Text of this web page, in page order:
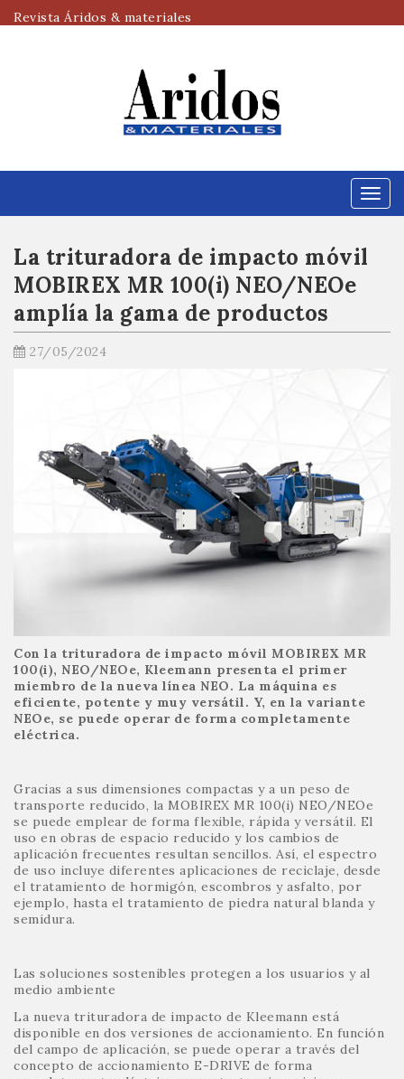
Revista Áridos & materiales
Menú
La trituradora de impacto móvil
MOBIREX MR 100(i) NEO/NEOe
amplía la gama de productos
27/05/2024
Con la trituradora de impacto móvil MOBIREX MR
100(i), NEO/NEOe, Kleemann presenta el primer
miembro de la nueva línea NEO. La máquina es
eficiente, potente y muy versátil. Y, en la variante
NEOe, se puede operar de forma completamente
eléctrica.
Gracias a sus dimensiones compactas y a un peso de
transporte reducido, la MOBIREX MR 100(i) NEO/NEOe
se puede emplear de forma flexible, rápida y versátil. El
uso en obras de espacio reducido y los cambios de
aplicación frecuentes resultan sencillos. Así, el espectro
de uso incluye diferentes aplicaciones de reciclaje, desde
el tratamiento de hormigón, escombros y asfalto, por
ejemplo, hasta el tratamiento de piedra natural blanda y
semidura.
Las soluciones sostenibles protegen a los usuarios y al
medio ambiente
La nueva trituradora de impacto de Kleemann está
disponible en dos versiones de accionamiento. En función
del campo de aplicación, se puede operar a través del
concepto de accionamiento E-DRIVE de forma